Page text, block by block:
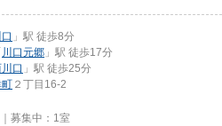
」駅 徒歩8分
川口元郷 」駅 徒歩17分
口 」駅 徒歩25分
２丁目16-2
募集中： 1室